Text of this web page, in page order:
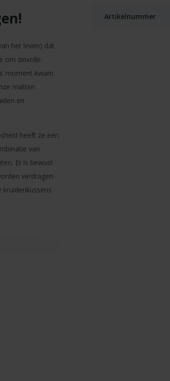
het leven) dat
om zinvolle
moment kwam
matten
en
heeft ze een
van
Er is bewust
verdragen
Artikelnummer